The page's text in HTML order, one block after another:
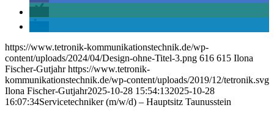
https://www.tetronik-kommunikationstechnik.de/wp-
content/uploads/2024/04/Design-ohne-Titel-3.png 616 615 Ilona
Fischer-Gutjahr https://www.tetronik-
kommunikationstechnik.de/wp-content/uploads/2019/12/tetronik.svg
Ilona Fischer-Gutjahr2025-10-28 15:54:132025-10-28
16:07:34Servicetechniker (m/w/d) – Hauptsitz Taunusstein